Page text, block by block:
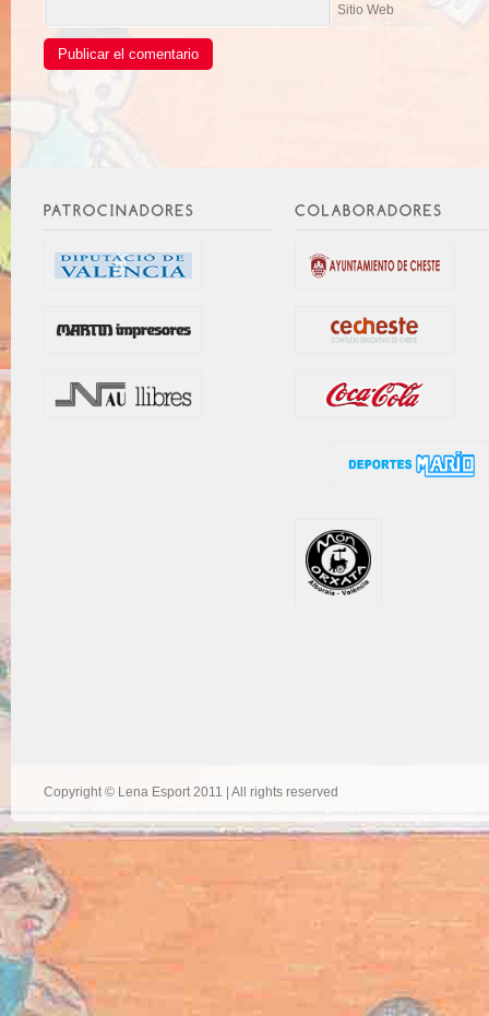
Sitio Web
Copyright © Lena Esport 2011 | All rights reserved